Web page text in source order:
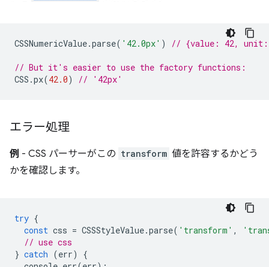
CSSNumericValue.parse( '42.0px' ) // {value: 42,
// But it's easier to use the factory functions:
CSS .px(42.0) // '42px'
エラー処理
例 - CSS パーサーがこの transform 値を許容するかどう
かを確認します。
try {
const css = CSSStyleValue.parse( 'transform' ,
// use css
} catch (err)
{